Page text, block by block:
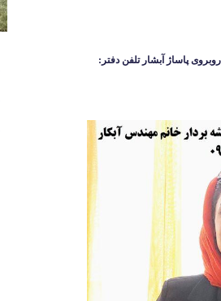
پاساژ آبشار تلفن دفتر: